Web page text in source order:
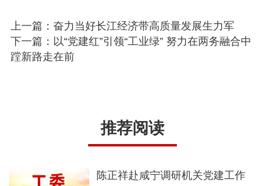
上一篇：奋力当好长江经济带高质量发展生力军
下一篇：以“党建红”引领“工业绿” 努力在两务融合中
蹚新路走在前
推荐阅读
陈正祥赴咸宁调研机关党建工作